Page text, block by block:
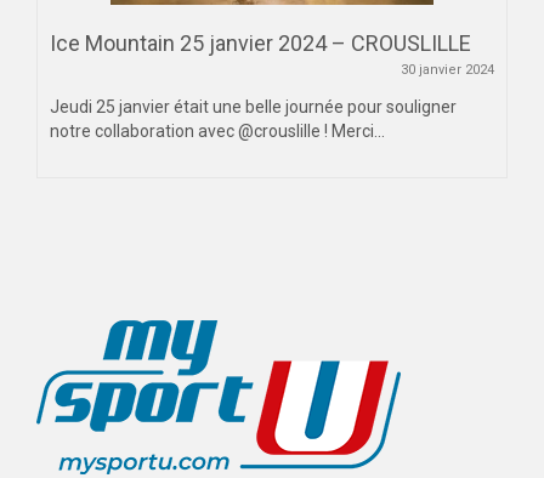
Ice Mountain 25 janvier 2024 – CROUSLILLE
30 janvier 2024
Jeudi 25 janvier était une belle journée pour souligner
notre collaboration avec @crouslille ! Merci...